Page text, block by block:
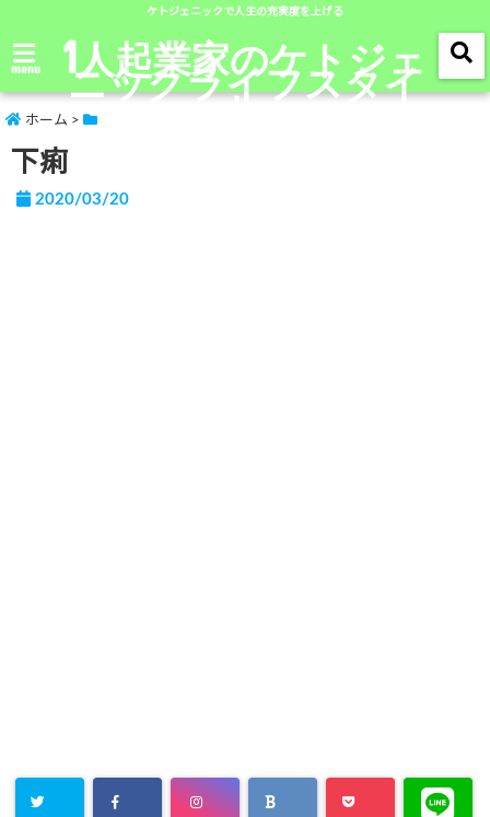
ケトジェニックで人生の充実度を上げる
menu 1人起業家のケトジェ
ニックライフスタイ
ル
ホーム >
下痢
2020/03/20